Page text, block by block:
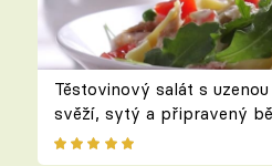
Těstovinový salát s
svěží, sytý a připravený